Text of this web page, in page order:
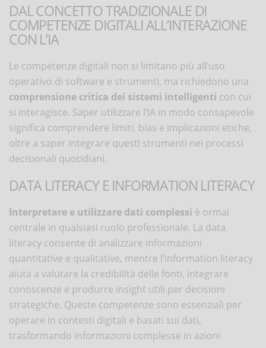
DAL CONCETTO TRADIZIONALE DI
COMPETENZE DIGITALI ALL’INTERAZIONE
CON L’IA
Le competenze digitali non si limitano più all’uso
operativo di software e strumenti, ma richiedono una
comprensione critica dei sistemi intelligenti con cui
si interagisce. Saper utilizzare l’IA in modo consapevole
significa comprendere limiti, bias e implicazioni etiche,
oltre a saper integrare questi strumenti nei processi
decisionali quotidiani.
DATA LITERACY E INFORMATION LITERACY
Interpretare e utilizzare dati complessi è ormai
centrale in qualsiasi ruolo professionale. La data
literacy consente di analizzare informazioni
quantitative e qualitative, mentre l’information literacy
aiuta a valutare la credibilità delle fonti, integrare
conoscenze e produrre insight utili per decisioni
strategiche. Queste competenze sono essenziali per
operare in contesti digitali e basati sui dati,
trasformando informazioni complesse in azioni